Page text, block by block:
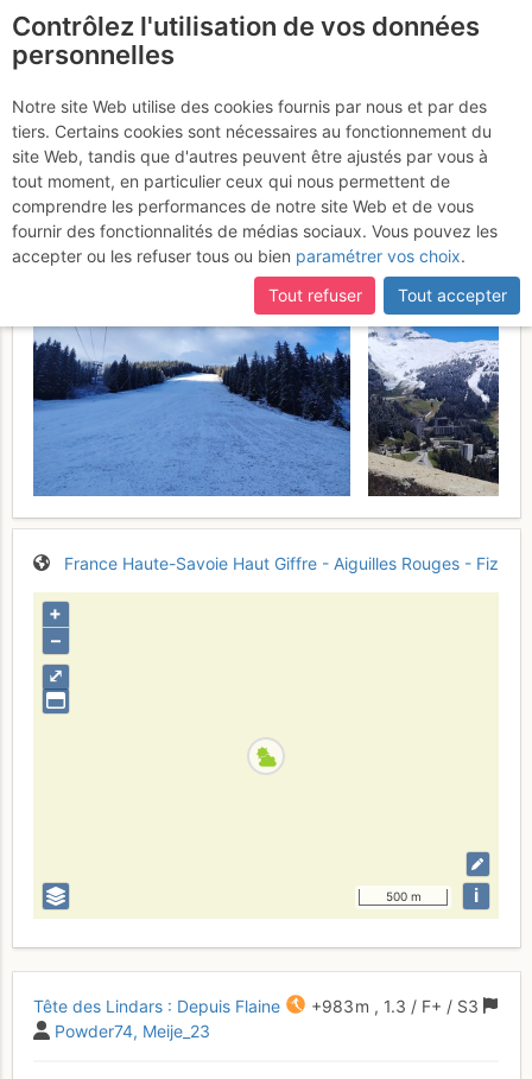
Tête des Lindars :et
Grandes Platieres
Mardi 12 mai
2026
France Haute-Savoie Haut Giffre - Aiguilles Rouges - Fiz
⤢
+
–
500 m i
Tête des Lindars : Depuis Flaine +983 m , 1.3 / F+ / S3
Powder74 Meije_23
Contrôlez l'utilisation de vos données
personnelles
Notre site Web utilise des cookies fournis par nous et par des
tiers. Certains cookies sont nécessaires au fonctionnement du
site Web, tandis que d'autres peuvent être ajustés par vous à
tout moment, en particulier ceux qui nous permettent de
comprendre les performances de notre site Web et de vous
fournir des fonctionnalités de médias sociaux. Vous pouvez les
accepter ou les refuser tous ou bien paramétrer vos choix.
Tout refuser
Tout accepter